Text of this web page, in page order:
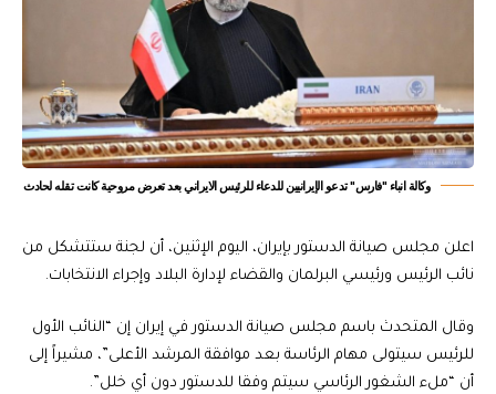
وكالة انباء "فارس" تدعو الإيرانيين للدعاء للرئيس الايراني بعد تعرض مروحية كانت تقله لحادث
اعلن مجلس صيانة الدستور بإيران، اليوم الإثنين، أن لجنة ستتشكل من
نائب الرئيس ورئيسي البرلمان والقضاء لإدارة البلاد وإجراء الانتخابات.
وقال المتحدث باسم مجلس صيانة الدستور في إيران إن “النائب الأول
للرئيس سيتولى مهام الرئاسة بعد موافقة المرشد الأعلى”، مشيراً إلى
أن “ملء الشغور الرئاسي سيتم وفقا للدستور دون أي خلل”.